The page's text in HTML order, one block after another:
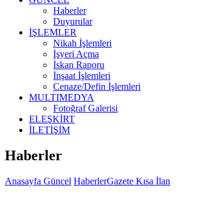
Haberler
Duyurular
İŞLEMLER
Nikah İşlemleri
İşyeri Açma
İskan Raporu
İnşaat İşlemleri
Cenaze/Defin İşlemleri
MULTIMEDYA
Fotoğraf Galerisi
ELEŞKİRT
İLETİŞİM
Haberler
Anasayfa Güncel HaberlerGazete Kısa İlan